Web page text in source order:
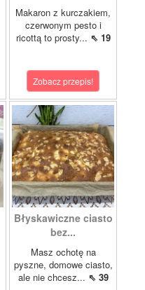
Makaron z kurczakiem,
czerwonym pesto i
ricottą to prosty... ⇖ 19
Zobacz przepis!
Błyskawiczne ciasto
bez...
Masz ochotę na
pyszne, domowe ciasto,
ale nie chcesz... ⇖ 39